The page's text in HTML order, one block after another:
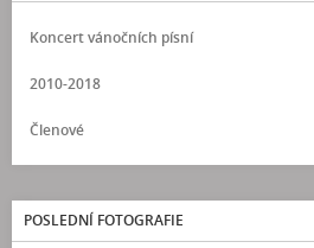
Koncert vánočních písní
2010-2018
Členové
POSLEDNÍ FOTOGRAFIE